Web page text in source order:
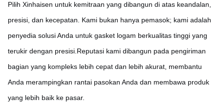
Pilih Xinhaisen untuk kemitraan yang dibangun di atas keandalan,
presisi, dan kecepatan. Kami bukan hanya pemasok; kami adalah
penyedia solusi Anda untuk gasket logam berkualitas tinggi yang
terukir dengan presisi.Reputasi kami dibangun pada pengiriman
bagian yang kompleks lebih cepat dan lebih akurat, membantu
Anda merampingkan rantai pasokan Anda dan membawa produk
yang lebih baik ke pasar.